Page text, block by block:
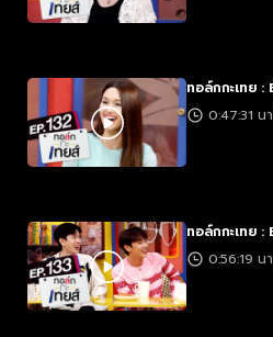
ทอล์กกะเทย :
0:47:31 น
ทอล์กกะเทย :
0:56:19 น